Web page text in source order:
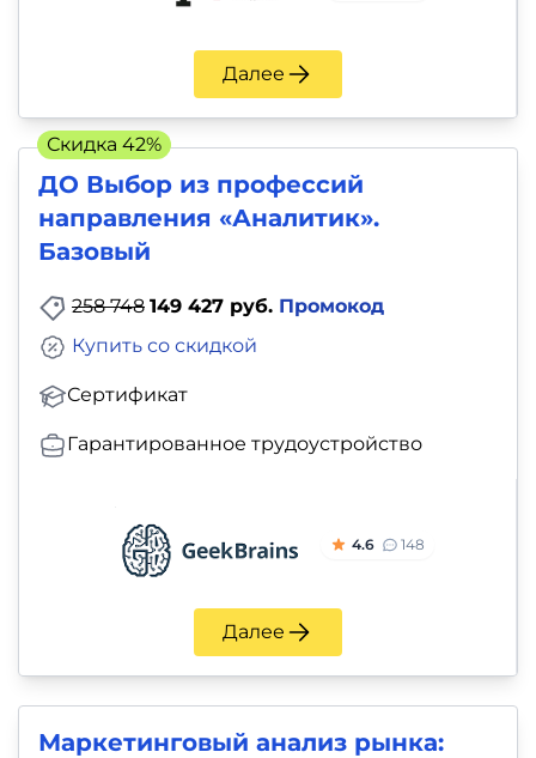
Далее
ДО Выбор из профессий
направления «Аналитик».
Базовый
258 748 149 427 руб. Промокод
Сертификат
Купить со скидкой
Гарантированное трудоустройство
4.6 148
Далее
Скидка 42%
Маркетинговый анализ рынка: